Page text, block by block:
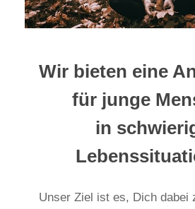
Wir bieten eine
für junge
in
Unser Ziel ist es, Dich dabei